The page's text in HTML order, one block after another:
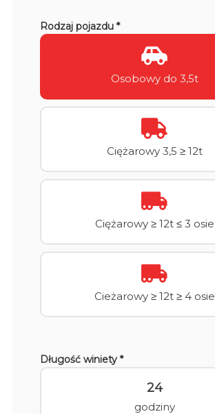
Rodzaj pojazdu *
Osobowy do 3,5t
Ciężarowy 3,5 ≥ 12t
Ciężarowy ≥ 12t ≤ 3 osie
Cieżarowy ≥ 12t ≥ 4 osie
Długość winiety *
24
godziny